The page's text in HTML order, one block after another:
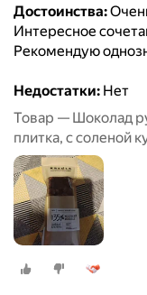
Достоинства:
Интересное
Рекомендую
Недостатки: Нет
Товар — Шоколад
плитка, с соленой